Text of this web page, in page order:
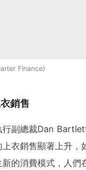
Finance
銷售
副總裁Dan
衣銷售顯著上升，
的消費模式，人